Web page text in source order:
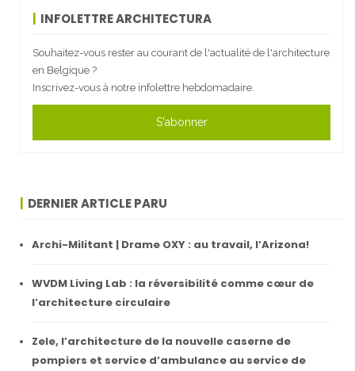
INFOLETTRE ARCHITECTURA
Souhaitez-vous rester au courant de l'actualité de l'architecture
en Belgique ?
Inscrivez-vous à notre infolettre hebdomadaire.
S'abonner
DERNIER ARTICLE PARU
Archi-Militant | Drame OXY : au travail, l’Arizona!
WVDM Living Lab : la réversibilité comme cœur de
l’architecture circulaire
Zele, l’architecture de la nouvelle caserne de
pompiers et service d’ambulance au service de